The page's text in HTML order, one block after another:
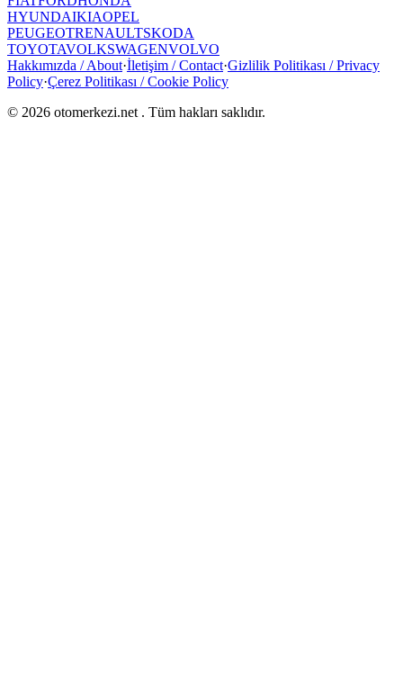
HYUNDAIKIAOPEL
PEUGEOTRENAULTSKODA
TOYOTAVOLKSWAGENVOLVO
Hakkımızda / About·İletişim / Contact·Gizlilik Politikası / Privacy
Policy·Çerez Politikası / Cookie Policy
© 2026 otomerkezi.net . Tüm hakları saklıdır.